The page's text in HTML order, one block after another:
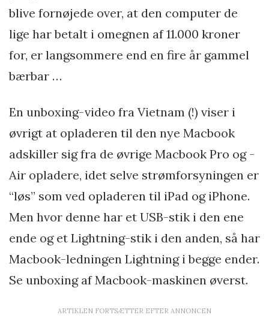
blive fornøjede over, at den computer de
lige har betalt i omegnen af 11.000 kroner
for, er langsommere end en fire år gammel
bærbar …
En unboxing-video fra Vietnam (!) viser i
øvrigt at opladeren til den nye Macbook
adskiller sig fra de øvrige Macbook Pro og -
Air opladere, idet selve strømforsyningen er
“løs” som ved opladeren til iPad og iPhone.
Men hvor denne har et USB-stik i den ene
ende og et Lightning-stik i den anden, så har
Macbook-ledningen Lightning i begge ender.
Se unboxing af Macbook-maskinen øverst.
ARTIKLEN FORTSÆTTER EFTER ANNONCEN